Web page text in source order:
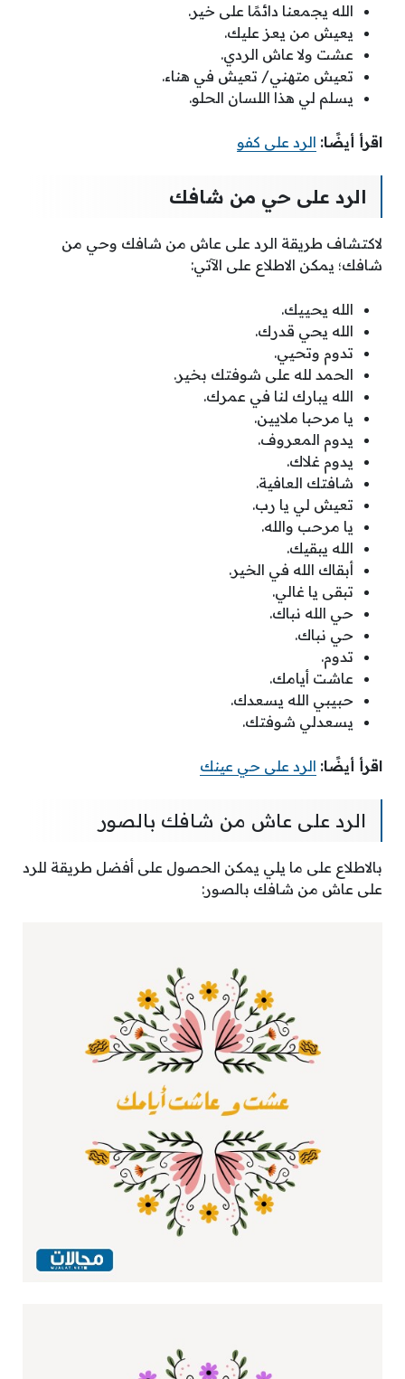
الله يجمعنا دائمًا على خير.
يعيش من يعز عليك.
عشت ولا عاش الردي.
تعيش متهني/ تعيش في هناء.
يسلم لي هذا اللسان الحلو.
اقرأ أيضًا: الرد على كفو
الرد على حي من شافك
لاكتشاف طريقة الرد على عاش من شافك وحي من
شافك؛ يمكن الاطلاع على الآتي:
الله يحييك.
الله يحي قدرك.
تدوم وتحيي.
الحمد لله على شوفتك بخير.
الله يبارك لنا في عمرك.
يا مرحبا ملايين.
يدوم المعروف.
يدوم غلاك.
شافتك العافية.
تعيش لي يا رب.
يا مرحب والله.
الله يبقيك.
أبقاك الله في الخير.
تبقى يا غالي.
حي الله نباك.
حي نباك.
تدوم.
عاشت أيامك.
حبيبي الله يسعدك.
يسعدلي شوفتك.
اقرأ أيضًا: الرد على حي عينك
الرد على عاش من شافك بالصور
بالاطلاع على ما يلي يمكن الحصول على أفضل طريقة للرد
على عاش من شافك بالصور: